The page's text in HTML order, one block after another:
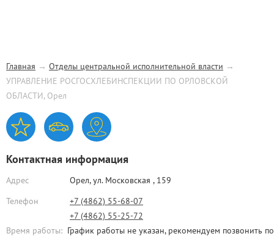
Главная → Отделы центральной исполнительной власти →
УПРАВЛЕНИЕ РОСГОСХЛЕБИНСПЕКЦИИ ПО ОРЛОВСКОЙ
ОБЛАСТИ, Орел
Контактная информация
Адрес Орел,ул. Московская , 159
Телефон
+7 (4862) 55-68-07
+7 (4862) 55-25-72
Время работы: График работы не указан, рекомендуем позвонить по